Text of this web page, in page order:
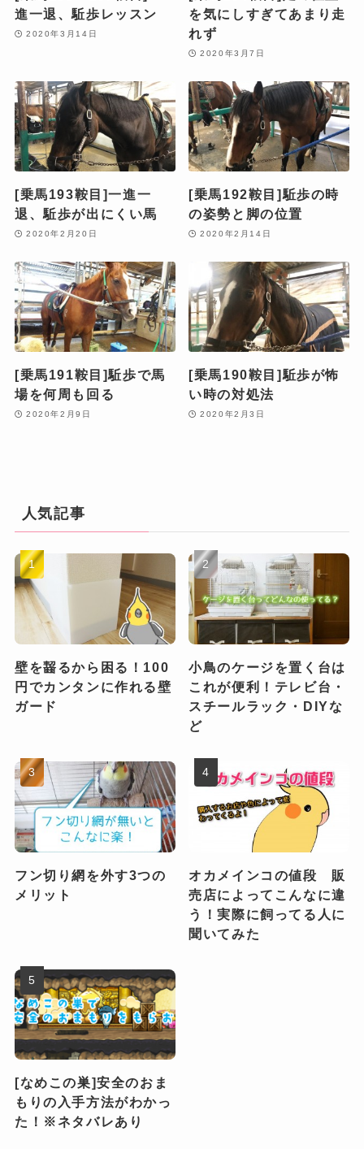
進一退、駈歩レッスン
2020年3月14日
を気にしすぎてあまり走
れず
2020年3月7日
[乗馬193鞍目]一進一
退、駈歩が出にくい馬
2020年2月20日
[乗馬192鞍目]駈歩の時
の姿勢と脚の位置
2020年2月14日
[乗馬191鞍目]駈歩で馬
場を何周も回る
2020年2月9日
[乗馬190鞍目]駈歩が怖
い時の対処法
2020年2月3日
人気記事
壁を齧るから困る！100
円でカンタンに作れる壁
ガード
小鳥のケージを置く台は
これが便利！テレビ台・
スチールラック・DIYな
ど
フン切り網を外す3つの
メリット
オカメインコの値段 販
売店によってこんなに違
う！実際に飼ってる人に
聞いてみた
[なめこの巣]安全のおま
もりの入手方法がわかっ
た！※ネタバレあり